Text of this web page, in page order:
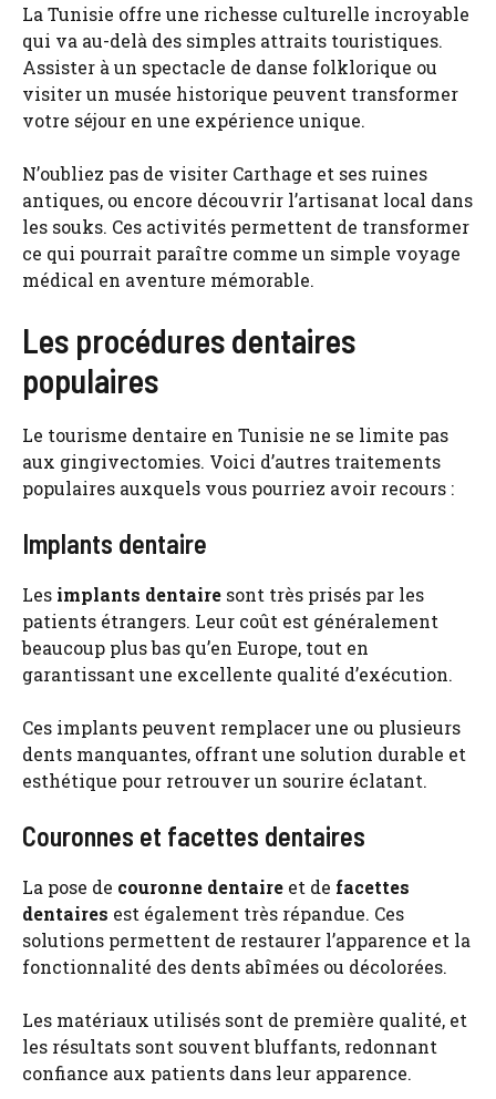
La Tunisie offre une richesse culturelle incroyable
qui va au-delà des simples attraits touristiques.
Assister à un spectacle de danse folklorique ou
visiter un musée historique peuvent transformer
votre séjour en une expérience unique.
N’oubliez pas de visiter Carthage et ses ruines
antiques, ou encore découvrir l’artisanat local dans
les souks. Ces activités permettent de transformer
ce qui pourrait paraître comme un simple voyage
médical en aventure mémorable.
Les procédures dentaires
populaires
Le tourisme dentaire en Tunisie ne se limite pas
aux gingivectomies. Voici d’autres traitements
populaires auxquels vous pourriez avoir recours :
Implants dentaire
Les implants dentaire sont très prisés par les
patients étrangers. Leur coût est généralement
beaucoup plus bas qu’en Europe, tout en
garantissant une excellente qualité d’exécution.
Ces implants peuvent remplacer une ou plusieurs
dents manquantes, offrant une solution durable et
esthétique pour retrouver un sourire éclatant.
Couronnes et facettes dentaires
La pose de couronne dentaire et de facettes
dentaires est également très répandue. Ces
solutions permettent de restaurer l’apparence et la
fonctionnalité des dents abîmées ou décolorées.
Les matériaux utilisés sont de première qualité, et
les résultats sont souvent bluffants, redonnant
confiance aux patients dans leur apparence.